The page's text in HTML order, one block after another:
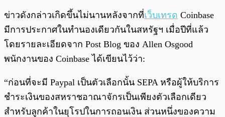
ข่าวดังกล่าวเกิดขึ้นไม่นานหลังจากที่เว็บเทรด Coinbase
มีการประกาศในทำนองเดียวกันในสหรัฐฯ เมื่อปีที่แล้ว
โดยรายละเอียดจาก Post Blog ของ Allen Osgood
พนักงานของ Coinbase ได้เขียนไว้ว่า:
“ก่อนที่จะมี Paypal เป็นตัวเลือกนั้น SEPA หรือผู้ให้บริการ
ชำระเงินของสหราชอาณาจักรเป็นเพียงตัวเลือกเดียว
สำหรับลูกค้าในยุโรปในการถอนเงิน ส่วนหนึ่งของความ